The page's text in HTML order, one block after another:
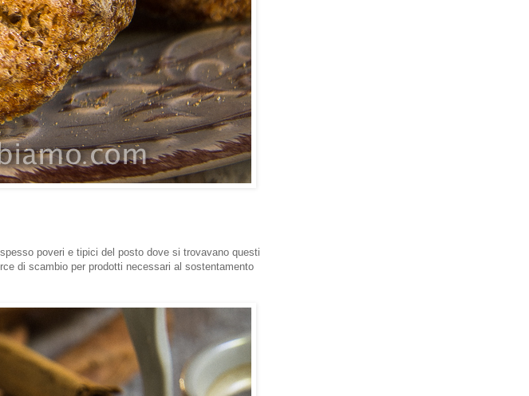
poveri e tipici del posto dove si trovavano questi
di scambio per prodotti necessari al sostentamento